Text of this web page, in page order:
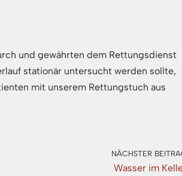
und gewährten dem Rettungsdienst
stationär untersucht werden sollte,
mit unserem Rettungstuch aus
NÄCHSTER
Wasser im